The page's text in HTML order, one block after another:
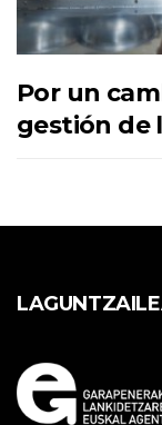
Por un
gestión de